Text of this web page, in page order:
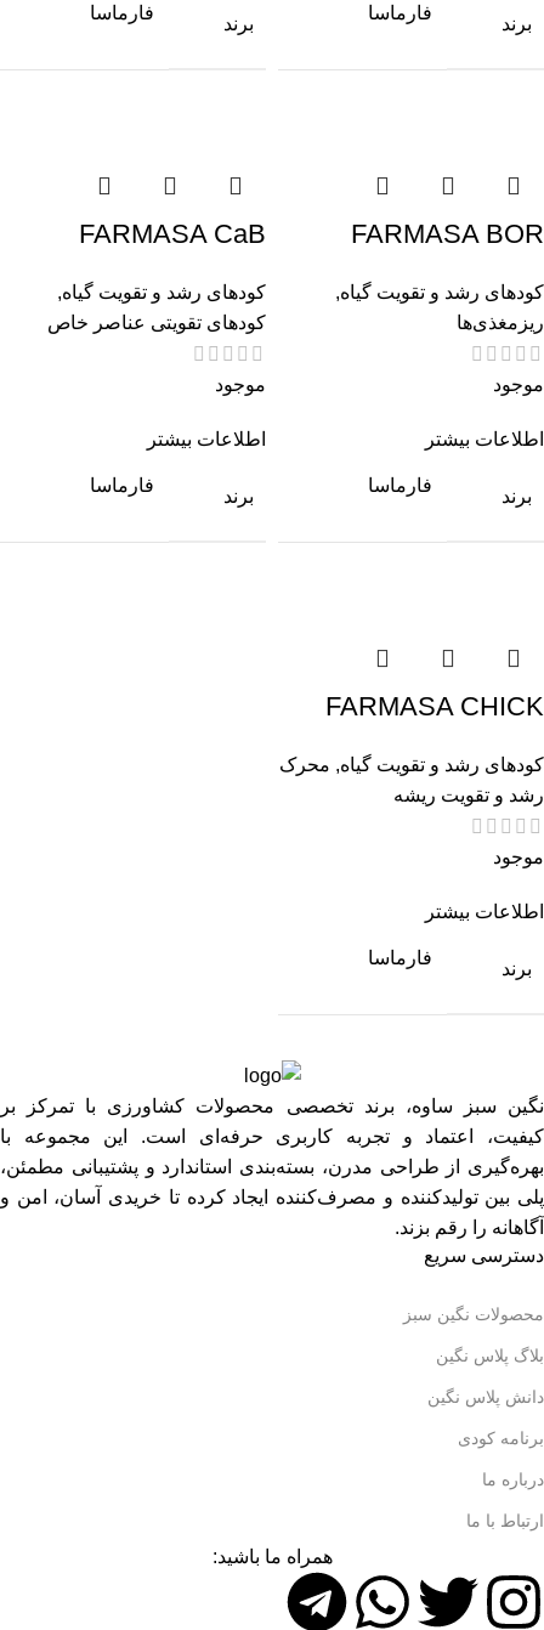
برند
فارماسا
برند
فارماسا
FARMASA BOR
کودهای رشد و تقویت گیاه,
ریزمغذی‌ها
موجود
اطلاعات بیشتر
برند
فارماسا
FARMASA CaB
کودهای رشد و تقویت گیاه,
کودهای تقویتی عناصر خاص
موجود
اطلاعات بیشتر
برند
فارماسا
FARMASA CHICK
کودهای رشد و تقویت گیاه, محرک
رشد و تقویت ریشه
موجود
اطلاعات بیشتر
برند
فارماسا
نگین سبز ساوه، برند تخصصی محصولات کشاورزی با تمرکز بر
کیفیت، اعتماد و تجربه کاربری حرفه‌ای است. این مجموعه با
بهره‌گیری از طراحی مدرن، بسته‌بندی استاندارد و پشتیبانی مطمئن،
پلی بین تولیدکننده و مصرف‌کننده ایجاد کرده تا خریدی آسان، امن و
آگاهانه را رقم بزند.
دسترسی سریع
محصولات نگین سبز
بلاگ پلاس نگین
دانش پلاس نگین
برنامه کودی
درباره ما
ارتباط با ما
همراه ما باشید: